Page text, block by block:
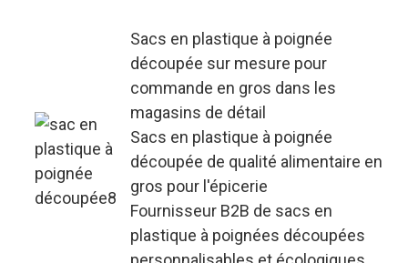
Sacs en plastique à poignée
découpée sur mesure pour
commande en gros dans les
magasins de détail
Sacs en plastique à poignée
découpée de qualité alimentaire en
gros pour l'épicerie
Fournisseur B2B de sacs en
plastique à poignées découpées